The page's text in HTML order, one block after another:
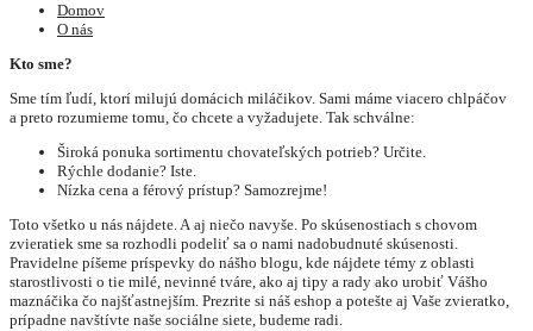
Domov
O nás
Kto sme?
Sme tím ľudí, ktorí milujú domácich miláčikov. Sami máme viacero chlpáčov
a preto rozumieme tomu, čo chcete a vyžadujete. Tak schválne:
Široká ponuka sortimentu chovateľských potrieb? Určite.
Rýchle dodanie? Iste.
Nízka cena a férový prístup? Samozrejme!
Toto všetko u nás nájdete. A aj niečo navyše. Po skúsenostiach s chovom
zvieratiek sme sa rozhodli podeliť sa o nami nadobudnuté skúsenosti.
Pravidelne píšeme príspevky do nášho blogu, kde nájdete témy z oblasti
starostlivosti o tie milé, nevinné tváre, ako aj tipy a rady ako urobiť Vášho
maznáčika čo najšťastnejším. Prezrite si náš eshop a potešte aj Vaše zvieratko,
prípadne navštívte naše sociálne siete, budeme radi.